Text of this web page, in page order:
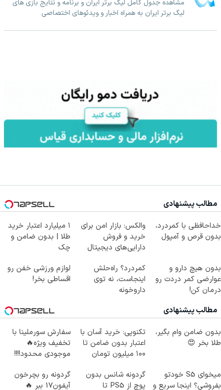
مشاهده جدول کامل لیگ برتر ایران و برنامه و نتایج بازی های
لیگ برتر ایران به همراه اخبار و ویدئوهای اختصاصی
مطالب پیشنهادی
خداحافظی با کمردرد،
بدون قرص و آمپول
والکس: بازار امن برای
خرید و فروش
دارایی‌های دیجیتال
۱ میلیارد اعتبار خرید
طلا | بدون ضامن و
چک
بدون هیچ دارو و
عوارضی کمر دردت رو
درمان کن!
کمردرد؟ راه‌حلش
اینجاست، نه توی
داروخونه
لوازم ورزشی خفن رو
اقساطی بخر!
مطالب پیشنهادی
بدون ضامن وام بگیر،
طلا بخر 😍
تکنوپی: خرید آسان با
اعتبار بدون ضامن تا
۱۰۰ میلیون تومان
سفارش سورملینا با
تخفیف ویژه🔥
موجودی محدود!!!!
میخوای S5 خودتو
بفروشی؟ اینجا سریع و
گردونه شانس بدون
پوچ از PS5 تا
گردونه رو بچرخون
آیفون17 ببر 🔥